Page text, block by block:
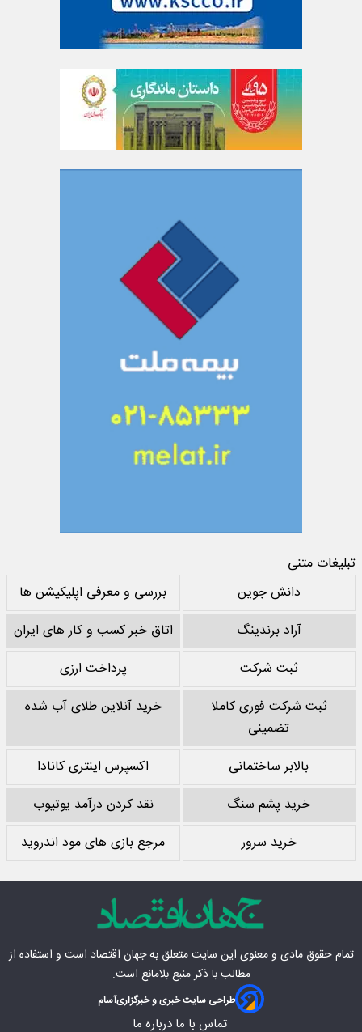
تبلیغات متنی
دانش جوین
بررسی و معرفی اپلیکیشن ها
آراد برندینگ
اتاق خبر کسب و کار های ایران
ثبت شرکت
پرداخت ارزی
ثبت شرکت فوری کاملا
تضمینی
خرید آنلاین طلای آب شده
بالابر ساختمانی
اکسپرس اینتری کانادا
خرید پشم سنگ
نقد کردن درآمد یوتیوب
خرید سرور
مرجع بازی های مود اندروید
تمام حقوق مادی‌ و معنوی این سایت متعلق بهجهان اقتصاد است و استفاده از
مطالب با ذکر منبع بلامانع است.
طراحی سایت خبری و خبرگزاریآسام
تماس با ما درباره ما